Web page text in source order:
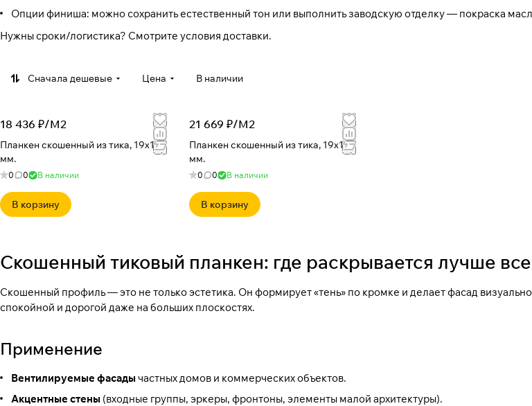
Опции финиша: можно сохранить естественный тон или выполнить заводскую отделку — покраска
Нужны сроки/логистика? Смотрите условия доставки.
Сначала дешевые Цена В наличии
18 436 ₽/М2
Планкен скошенный из тика, 19x125
мм.
0 0 В наличии
В корзину
21 669 ₽/М2
Планкен скошенный из тика, 19x145
мм.
0 0 В наличии
В корзину
Скошенный тиковый планкен: где раскрывается лучше
Скошенный профиль — это не только эстетика. Он формирует «тень» по кромке и делает фасад
спокойной и дорогой даже на больших плоскостях.
Применение
Вентилируемые фасады частных домов и коммерческих объектов.
Акцентные стены (входные группы, эркеры, фронтоны, элементы малой архитектуры).